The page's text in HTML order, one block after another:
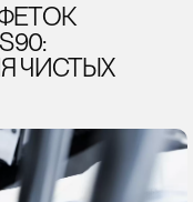
ЧИСТЫХ